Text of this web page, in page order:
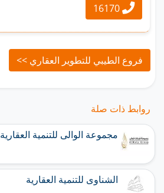
فروع الطيبي للتطوير العقاري >>
روابط ذات صلة
مجموعة الوالى للتنمية العقارية
الشناوى للتنمية العقارية